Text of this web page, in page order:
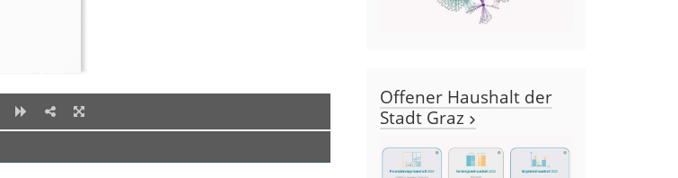
Offener Haushalt der
Stadt Graz